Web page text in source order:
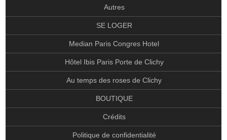
MEDIAN PARIS CONGRES HOTEL
HÔTEL IBIS PARIS PORTE DE CLICHY
AU TEMPS DES ROSES DE CLICHY
BOUTIQUE
AGENDA
Autres
SE LOGER
Median Paris Congres Hotel
Hôtel Ibis Paris Porte de Clichy
Au temps des roses de Clichy
BOUTIQUE
Crédits
Politique de confidentialité